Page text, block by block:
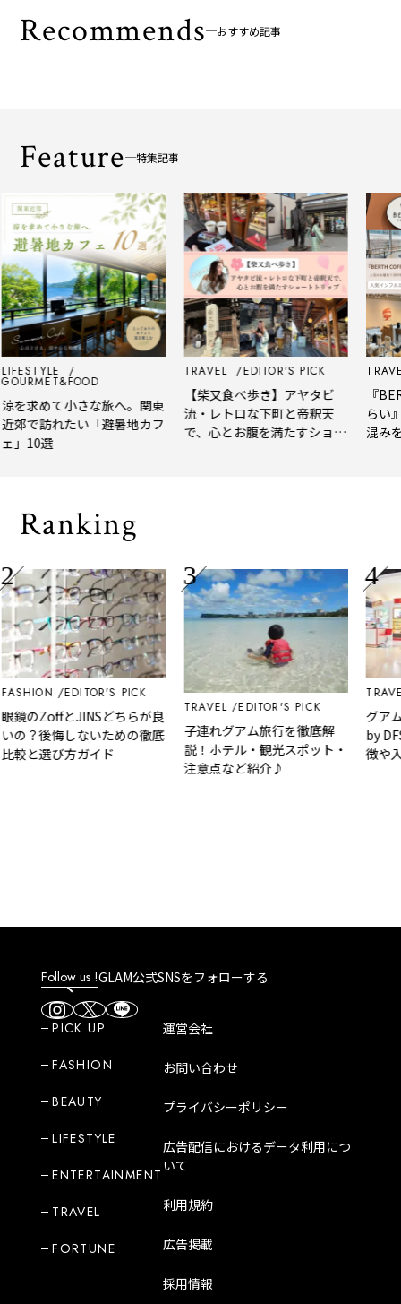
Recommends おすすめ記事
Feature 特集記事
求めて小さな旅へ。関東
で訪れたい「避暑地カフ
10選
TRAVEL EDITOR'S PICK
【柴又食べ歩き】アヤタビ
流・レトロな下町と帝釈天
で、心とお腹を満たすショー
TRAVEL
『
らい』
混みを
Ranking
EDITOR'S PICK
のZoffとJINSどちらが良
？後悔しないための徹底
と選び方ガイド
TRAVEL EDITOR'S PICK
子連れグアム旅行を徹底解
説！ホテル・観光スポット・
注意点など紹介♪
TRAVEL
グアム
by
徴や入
Follow us !GLAM公式SNSをフォローする
PICK UP
FASHION
BEAUTY
LIFESTYLE
ENTERTAINMENT
TRAVEL
FORTUNE
運営会社
お問い合わせ
プライバシーポリシー
広告配信におけるデータ利用につ
いて
利用規約
広告掲載
採用情報